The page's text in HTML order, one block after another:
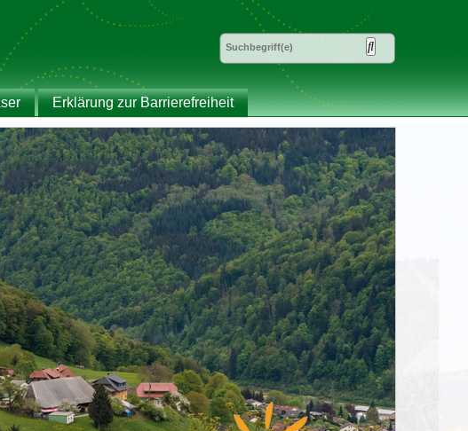
Erklärung zur Barrierefreiheit